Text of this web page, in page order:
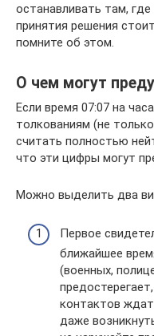
останавливать там,
принятия решения
помните об этом.
О чем могут
Если время 07:07 на
толкованиям (не
считать полностью
что эти цифры могут
Можно выделить два
Первое
ближайшее
(военных,
контактов
даже